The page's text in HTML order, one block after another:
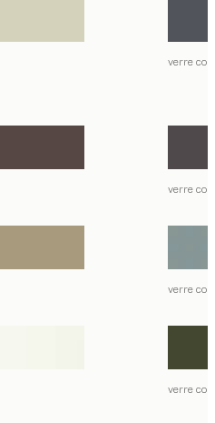
verre
verre
verre
verre